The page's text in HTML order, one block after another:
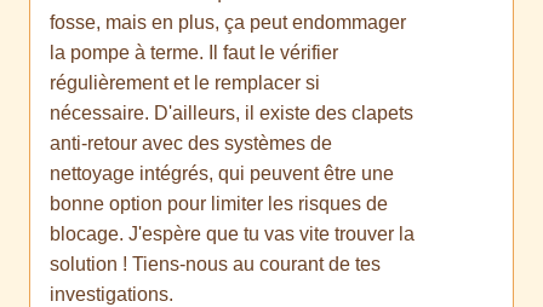
fosse, mais en plus, ça peut endommager
la pompe à terme. Il faut le vérifier
régulièrement et le remplacer si
nécessaire. D'ailleurs, il existe des clapets
anti-retour avec des systèmes de
nettoyage intégrés, qui peuvent être une
bonne option pour limiter les risques de
blocage. J'espère que tu vas vite trouver la
solution ! Tiens-nous au courant de tes
investigations.